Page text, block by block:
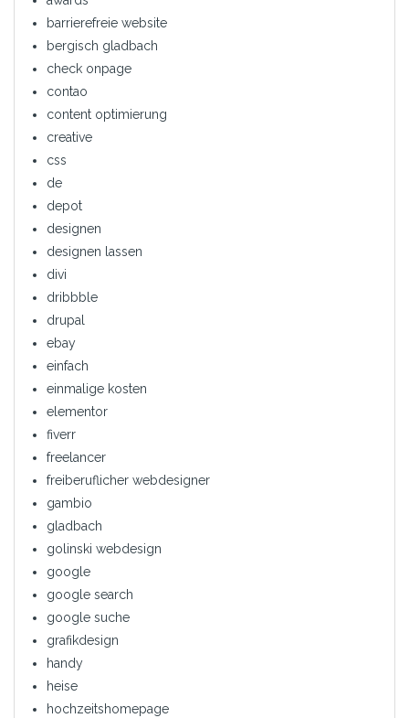
barrierefreie website
bergisch gladbach
check onpage
contao
content optimierung
creative
css
de
depot
designen
designen lassen
divi
dribbble
drupal
ebay
einfach
einmalige kosten
elementor
fiverr
freelancer
freiberuflicher webdesigner
gambio
gladbach
golinski webdesign
google
google search
google suche
grafikdesign
handy
heise
hochzeitshomepage